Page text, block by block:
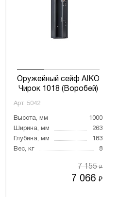
Оружейный сейф AIKO
Чирок 1018 (Воробей)
Арт. 5042
Высота, мм
1000
Ширина, мм
263
Глубина, мм
183
Вес, кг
8
7 066₽
7 155₽